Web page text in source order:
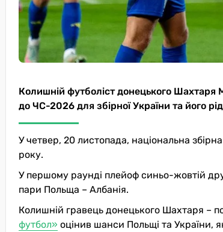
Колишній футболіст донецького
до ЧС-2026 для збірної України та його
У четвер, 20 листопада, національна
року.
У першому раунді плейоф синьо-жовтій
пари Польща – Албанія.
Колишній гравець донецького Шахтаря –
футбол» оцінив шанси Польщі та України,